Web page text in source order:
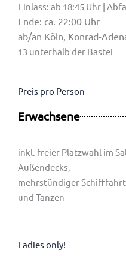
Einlass: ab 18:45 Uhr |
Ende: ca. 22:00 Uhr
ab/an Köln, Konrad-
13 unterhalb der Bastei
Preis pro Person
Erwachsene
inkl. freier Platzwahl im
Außendecks,
mehrstündiger
und Tanzen
Ladies only!